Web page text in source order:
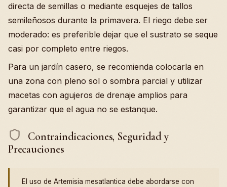
directa de semillas o mediante esquejes de tallos
semileñosos durante la primavera. El riego debe ser
moderado: es preferible dejar que el sustrato se seque
casi por completo entre riegos.
Para un jardín casero, se recomienda colocarla en
una zona con pleno sol o sombra parcial y utilizar
macetas con agujeros de drenaje amplios para
garantizar que el agua no se estanque.
Contraindicaciones, Seguridad y
Precauciones
El uso de Artemisia mesatlantica debe abordarse con